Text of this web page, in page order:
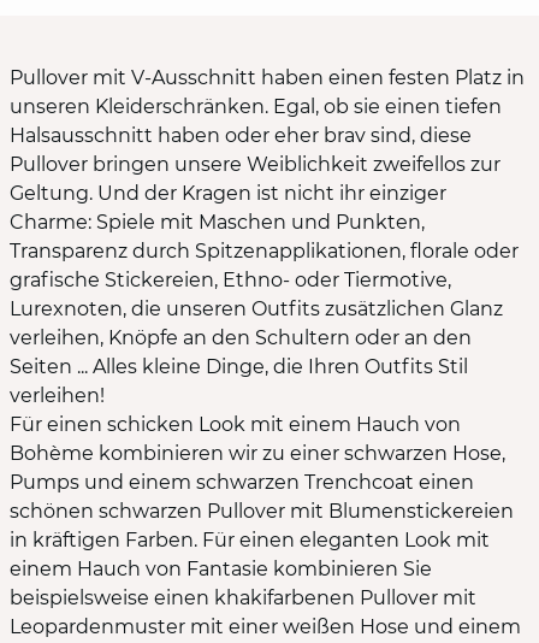
Pullover mit V-Ausschnitt haben einen festen Platz in
unseren Kleiderschränken. Egal, ob sie einen tiefen
Halsausschnitt haben oder eher brav sind, diese
Pullover bringen unsere Weiblichkeit zweifellos zur
Geltung. Und der Kragen ist nicht ihr einziger
Charme: Spiele mit Maschen und Punkten,
Transparenz durch Spitzenapplikationen, florale oder
grafische Stickereien, Ethno- oder Tiermotive,
Lurexnoten, die unseren Outfits zusätzlichen Glanz
verleihen, Knöpfe an den Schultern oder an den
Seiten ... Alles kleine Dinge, die Ihren Outfits Stil
verleihen!
Für einen schicken Look mit einem Hauch von
Bohème kombinieren wir zu einer schwarzen Hose,
Pumps und einem schwarzen Trenchcoat einen
schönen schwarzen Pullover mit Blumenstickereien
in kräftigen Farben. Für einen eleganten Look mit
einem Hauch von Fantasie kombinieren Sie
beispielsweise einen khakifarbenen Pullover mit
Leopardenmuster mit einer weißen Hose und einem